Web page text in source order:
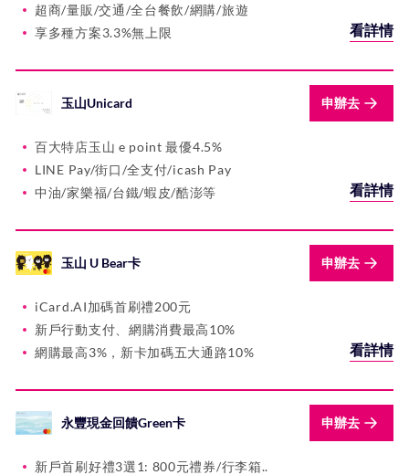
超商/量販/交通/全台餐飲/網購/旅遊
享多種方案3.3%無上限
看詳情
玉山Unicard 申辦去
百大特店玉山 e point 最優4.5%
LINE Pay/街口/全支付/icash Pay
中油/家樂福/台鐵/蝦皮/酷澎等
看詳情
玉山 U Bear卡 申辦去
iCard.AI加碼首刷禮200元
新戶行動支付、網購消費最高10%
網購最高3%，新卡加碼五大通路10%
看詳情
永豐現金回饋Green卡 申辦去
新戶首刷好禮3選1: 800元禮券/行李箱..